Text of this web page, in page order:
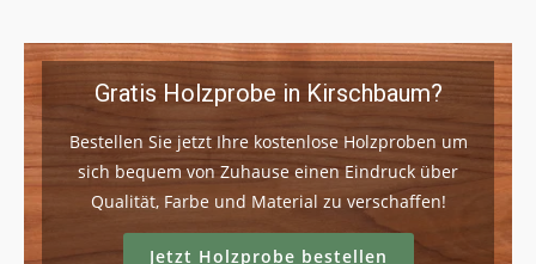
Gratis Holzprobe in Kirschbaum?
Bestellen Sie jetzt Ihre kostenlose Holzproben um
sich bequem von Zuhause einen Eindruck über
Qualität, Farbe und Material zu verschaffen!
Jetzt Holzprobe bestellen